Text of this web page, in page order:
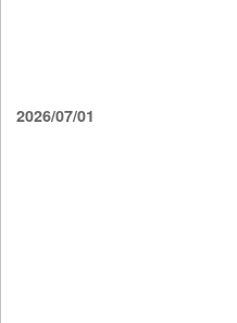
2026/07/01